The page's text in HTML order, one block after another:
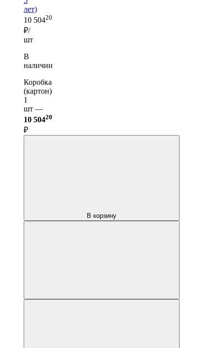
лет)
10 50420
₽/
шт
В
наличии
Коробка
(картон)
1
шт —
10 50420
₽
В корзину